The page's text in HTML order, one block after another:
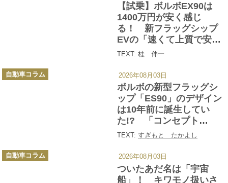
【試乗】ボルボEX90は
1400万円が安く感じ
る！ 新フラッグシップ
EVの「速くて上質で安
全」という圧倒的な実力
TEXT: 桂 伸一
ボルボの新型フラッグシ
ップ「ES90」のデザイン
は10年前に誕生してい
た!? 「コンセプト
40.2」と「ES90」の関係
TEXT: すぎもと たかよし
カ
テ
自動車コラム 2026年08月03日
ついたあだ名は「宇宙
船」！ キワモノ扱いさ
カ
テ
自動車コラム 2026年08月03日